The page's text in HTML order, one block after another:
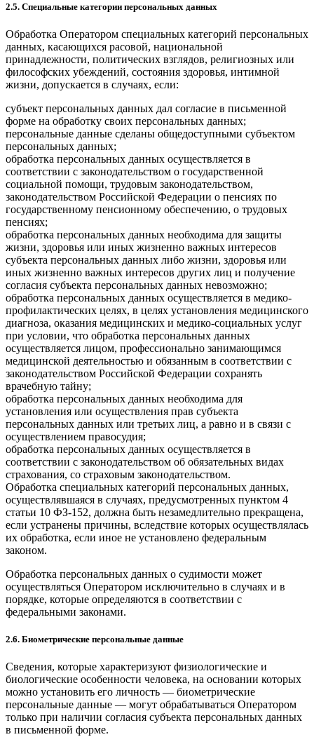
2.5. Специальные категории персональных данных
Обработка Оператором специальных категорий персональных
данных, касающихся расовой, национальной
принадлежности, политических взглядов, религиозных или
философских убеждений, состояния здоровья, интимной
жизни, допускается в случаях, если:
субъект персональных данных дал согласие в письменной
форме на обработку своих персональных данных;
персональные данные сделаны общедоступными субъектом
персональных данных;
обработка персональных данных осуществляется в
соответствии с законодательством о государственной
социальной помощи, трудовым законодательством,
законодательством Российской Федерации о пенсиях по
государственному пенсионному обеспечению, о трудовых
пенсиях;
обработка персональных данных необходима для защиты
жизни, здоровья или иных жизненно важных интересов
субъекта персональных данных либо жизни, здоровья или
иных жизненно важных интересов других лиц и получение
согласия субъекта персональных данных невозможно;
обработка персональных данных осуществляется в медико-
профилактических целях, в целях установления медицинского
диагноза, оказания медицинских и медико-социальных услуг
при условии, что обработка персональных данных
осуществляется лицом, профессионально занимающимся
медицинской деятельностью и обязанным в соответствии с
законодательством Российской Федерации сохранять
врачебную тайну;
обработка персональных данных необходима для
установления или осуществления прав субъекта
персональных данных или третьих лиц, а равно и в связи с
осуществлением правосудия;
обработка персональных данных осуществляется в
соответствии с законодательством об обязательных видах
страхования, со страховым законодательством.
Обработка специальных категорий персональных данных,
осуществлявшаяся в случаях, предусмотренных пунктом 4
статьи 10 ФЗ-152, должна быть незамедлительно прекращена,
если устранены причины, вследствие которых осуществлялась
их обработка, если иное не установлено федеральным
законом.
Обработка персональных данных о судимости может
осуществляться Оператором исключительно в случаях и в
порядке, которые определяются в соответствии с
федеральными законами.
2.6. Биометрические персональные данные
Сведения, которые характеризуют физиологические и
биологические особенности человека, на основании которых
можно установить его личность — биометрические
персональные данные — могут обрабатываться Оператором
только при наличии согласия субъекта персональных данных
в письменной форме.